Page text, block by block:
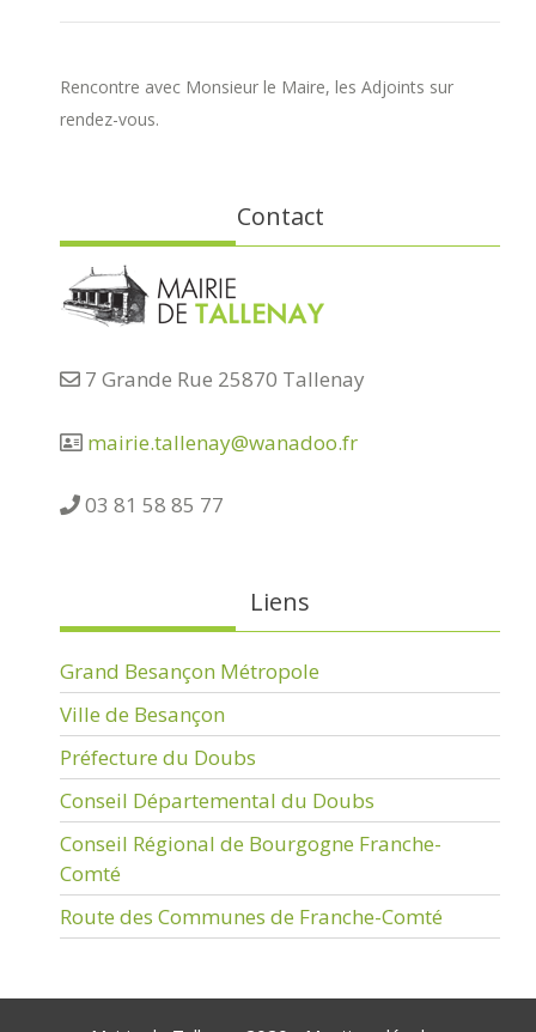
Rencontre avec Monsieur le Maire, les Adjoints sur
rendez-vous.
Contact
7 Grande Rue 25870 Tallenay
mairie.tallenay@wanadoo.fr
03 81 58 85 77
Liens
Grand Besançon Métropole
Ville de Besançon
Préfecture du Doubs
Conseil Départemental du Doubs
Conseil Régional de Bourgogne Franche-
Comté
Route des Communes de Franche-Comté